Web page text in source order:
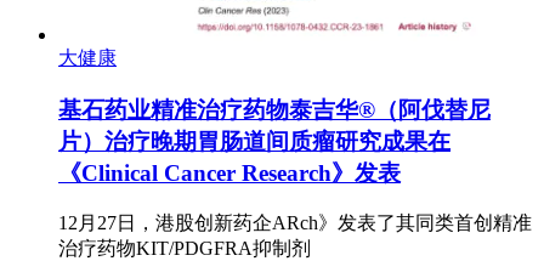
大健康
基石药业精准治疗药物泰吉华®（阿伐替尼
片）治疗晚期胃肠道间质瘤研究成果在
《Clinical Cancer Research》发表
12月27日，港股创新药企ARch》发表了其同类首创精准
治疗药物KIT/PDGFRA抑制剂